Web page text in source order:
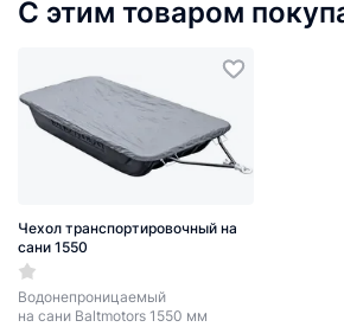
С этим товаром
Чехол транспортировочный на
сани 1550
Водонепроницаемый
на сани Baltmotors 1550 мм